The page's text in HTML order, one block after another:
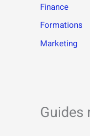
Finance
Formations
Marketing
Guides